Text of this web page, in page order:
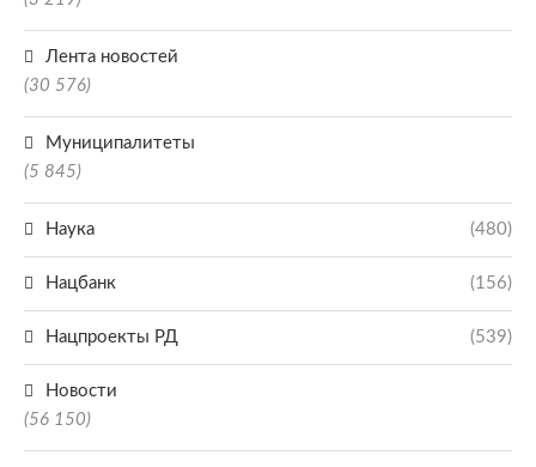
Лента новостей
(30 576)
Муниципалитеты
(5 845)
Наука (480)
Нацбанк (156)
Нацпроекты РД (539)
Новости
(56 150)